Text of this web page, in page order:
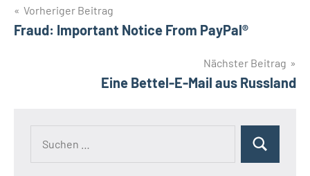
Beitragsnavigation
Vorheriger Beitrag
Fraud: Important Notice From PayPal®
Nächster Beitrag
Eine Bettel-E-Mail aus Russland
Suchen